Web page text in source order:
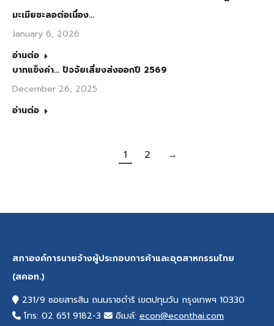
มะเมียชะลอต่อเนื่อง…
January 6, 2026
อ่านต่อ
บาทแข็งค่า… ปัจจัยเสี่ยงส่งออกปี 2569
December 26, 2025
อ่านต่อ
1 2 →
สภาองค์การนายจ้างผู้ประกอบการค้าและอุตสาหกรรมไทย
(สคอท.)
231/9 ซอยสารสิน ถนนราชดำริ เขตปทุมวัน กรุงเทพฯ 10330
โทร: 02 651 9182-3
อีเมล์: econ@econthai.com